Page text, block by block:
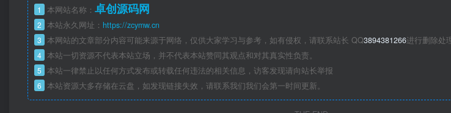
1 本网站名称： 卓创源码网
2 本站永久网址： https://zcymw.cn
3 本网站的文章部分内容可能来源于网络，仅供大家学习与参考，如有侵权，请联系站长 QQ3894381266进行删除处
4 本站一切资源不代表本站立场，并不代表本站赞同其观点和对其真实性负责。
5 本站一律禁止以任何方式发布或转载任何违法的相关信息，访客发现请向站长举报
6 本站资源大多存储在云盘，如发现链接失效，请联系我们我们会第一时间更新。